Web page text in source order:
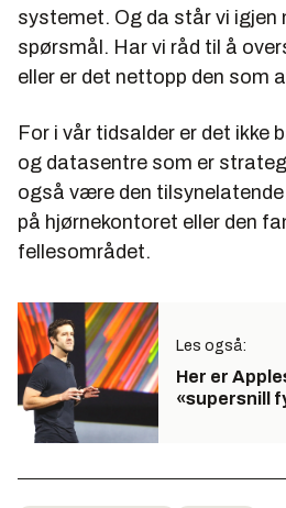
systemet. Og da står vi igjen
spørsmål. Har vi råd til å
eller er det nettopp den som
For i vår tidsalder er det ikke
og datasentre som er
også være den
på hjørnekontoret eller den
fellesområdet.
Les også:
Her er
«supersnill